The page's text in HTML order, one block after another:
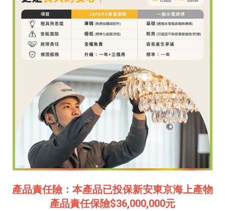
產品責任險：本產品已投保新安東京海上產物
產品責任保險$36,000,000元